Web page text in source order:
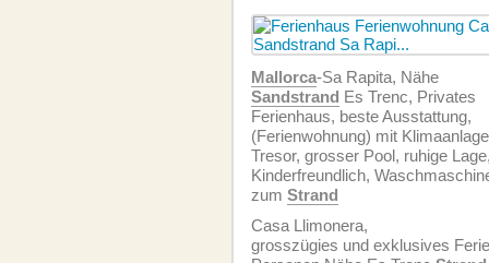
Mallorca-Sa Rapita, Nähe
Sandstrand Es Trenc, Privates
Ferienhaus, beste Ausstattung,
(Ferien­wohnung) mit
Tresor, grosser Pool, ruhige
Kinderfreundlich,
zum Strand
Casa Llimonera,
grosszügies und exklusives